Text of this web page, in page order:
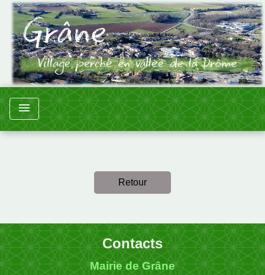
menu
Retour
Contacts
Mairie de Grâne